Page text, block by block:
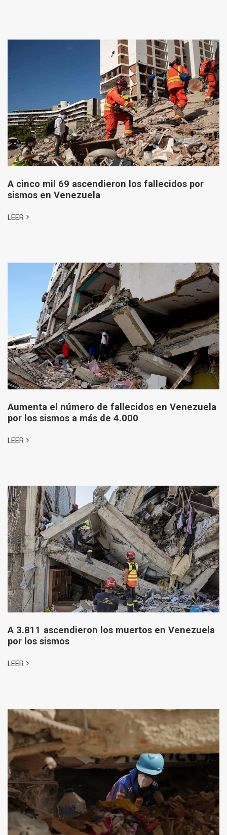
A cinco mil 69 ascendieron los fallecidos por
sismos en Venezuela
LEER
Aumenta el número de fallecidos en Venezuela
por los sismos a más de 4.000
LEER
A 3.811 ascendieron los muertos en Venezuela
por los sismos
LEER